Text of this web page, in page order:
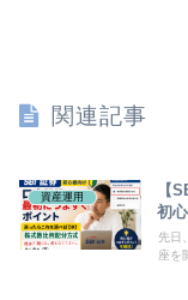
関連記事
資産運用
【
初
先日
座を